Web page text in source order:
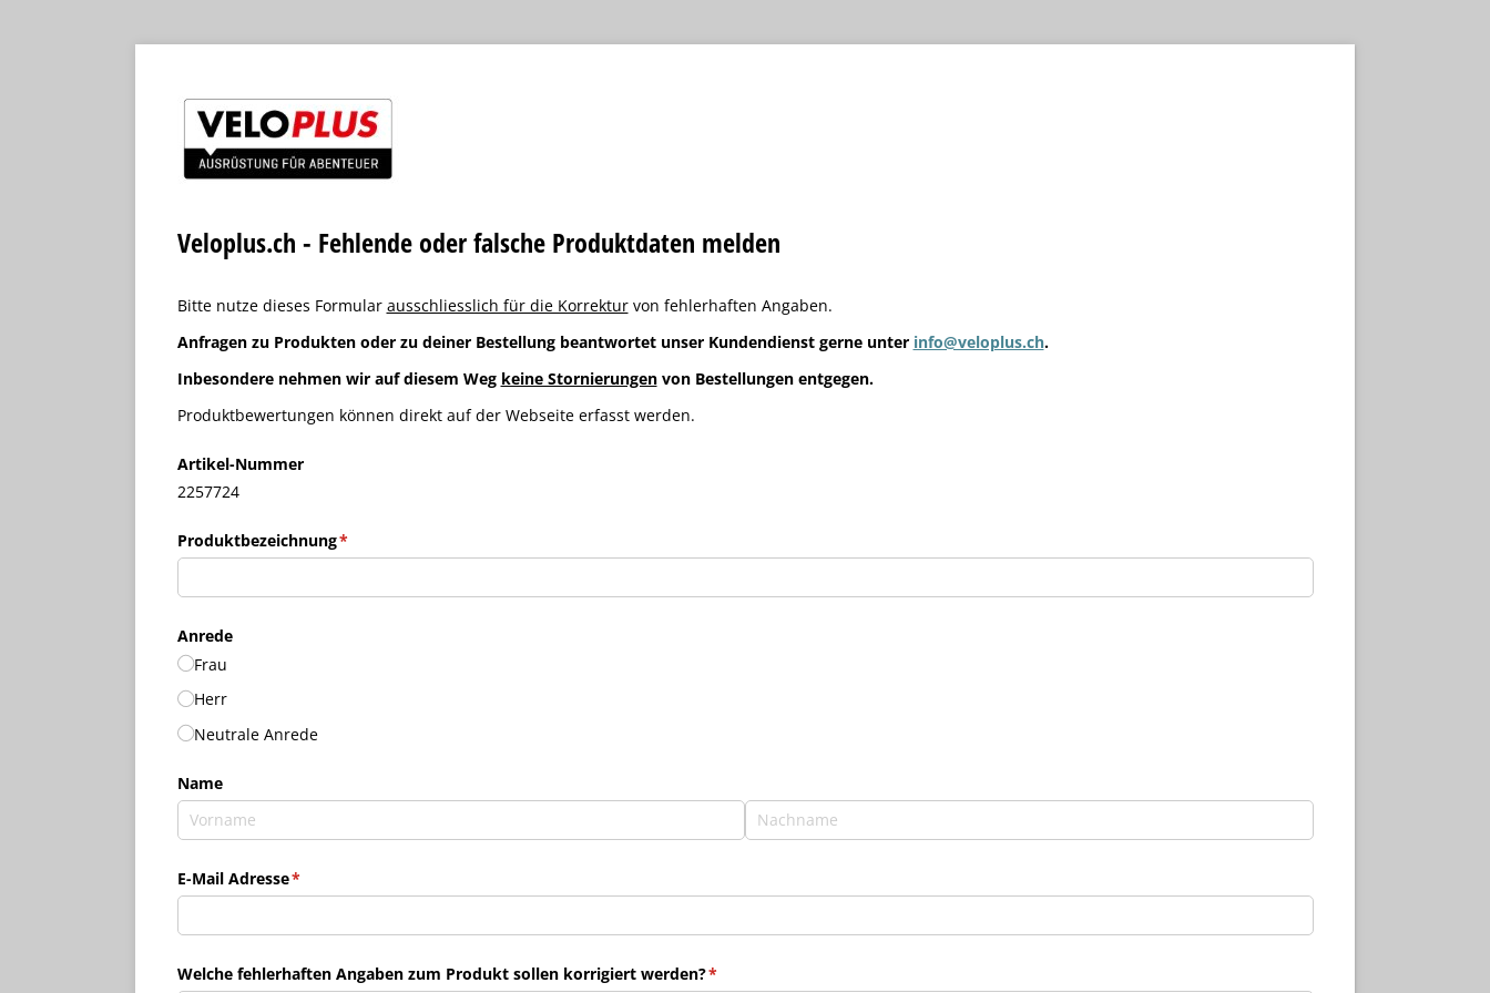
Veloplus.ch - Fehlende oder falsche Produktdaten melden
Bitte nutze dieses Formular ausschliesslich für die Korrekturvon fehlerhaften Angaben.
Anfragen zu Produkten oder zu deiner Bestellung beantwortet unser Kundendienst gerne unter info@veloplus.ch.
Inbesondere nehmen wir auf diesem Weg keine Stornierungenvon Bestellungen entgegen.
Produktbewertungen können direkt auf der Webseite erfasst werden.
Artikel-Nummer
2257724
Produktbezeichnung*
(erforderlich)
Anrede
Frau
Herr
Neutrale Anrede
Name
E-Mail Adresse*
(erforderlich)
Welche fehlerhaften Angaben zum Produkt sollen korrigiert werden?*
(erforderlich)